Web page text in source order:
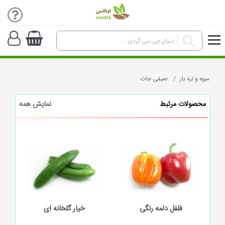
میوه و تره بار صیفی جات
محصولات مرتبط نمایش همه
خیار گلخانه ای